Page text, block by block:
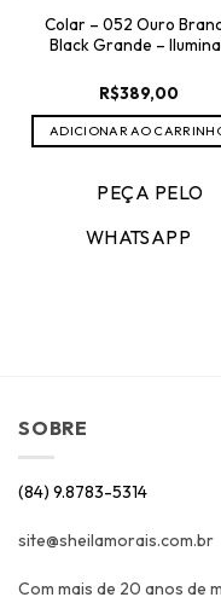
Colar – 052 Ouro
Black Grande –
R$389,00
ADICIONAR AO
PEÇA PELO
WHATSAPP
SOBRE
(84) 9.8783-5314
site@sheilamorais.com.br
Com mais de 20 anos de